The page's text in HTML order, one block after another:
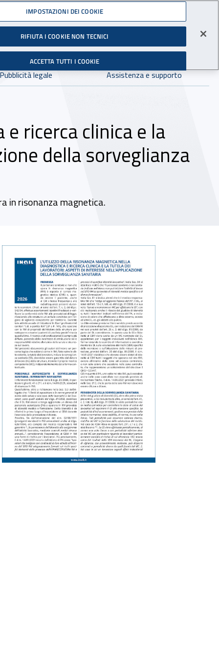
Infortuni sul Lavoro
Facebook - Sito esterno - Apertura in nuova finestra
X - Sito esterno - Apertura in nuova finestra
Instagram - Sito esterno - Apertura in
Linkedin - Sito esterno -
Youtube - Sito esterno -
Tiktok - SitoSpreaker -
Dove cercare:
in:tutto INAIL.it
Pubblicità legale Assistenza e supporto
ricerca clinica e la
della sorveglianza
in risonanza magnetica.
IMPOSTAZIONI DEI COOKIE
RIFIUTA I COOKIE NON TECNICI
ACCETTA TUTTI I COOKIE